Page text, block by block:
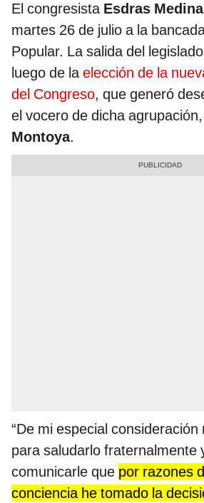
El congresista Esdras Medina
martes 26 de julio a la
Popular. La salida del
luego de laelección de la
del Congreso, que generó
el vocero de dicha agrupación,
Montoya.
“De mi especial
para saludarlo fraternalmente
comunicarle que por razones
conciencia he tomado la